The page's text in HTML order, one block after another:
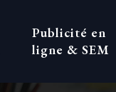
Publicité en
ligne & SEM